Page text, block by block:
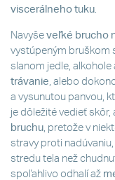
viscerálneho tuku
Navyše veľké brucho
vystúpeným bruškom
slanom jedle, alkohole
trávanie , alebo
a vysunutou panvou,
je dôležité vedieť skôr,
bruchu , pretože v
stravy proti nadúvaniu,
stredu tela než
spoľahlivo odhalí až